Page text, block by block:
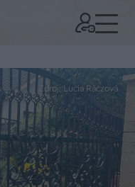
Zdroj: Lucia Ráczová